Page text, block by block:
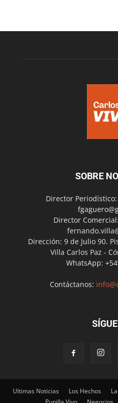
SOBRE
Director
Director
Dirección: 9 de Julio 90.
Villa Carlos Paz -
WhatsApp:
Contáctanos:
Ultimas Noticias Los Hechos